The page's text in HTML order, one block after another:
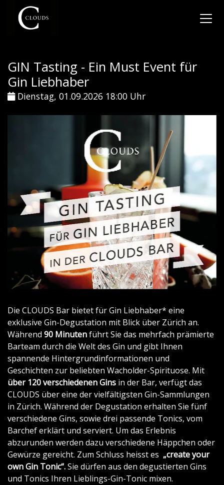
GIN Tasting - Ein Must Event für
Gin Liebhaber
Dienstag, 01.09.2026 18:00 Uhr
Die CLOUDS Bar bietet für Gin Liebhaber* eine
exklusive Gin-Degustation mit Blick über Zürich an.
Während 90 Minutenführt Sie das mehrfach prämierte
Barteam durch die Welt des Gin und gibt Ihnen
spannende Hintergrundinformationen und
Geschichten zur beliebten Wacholder-Spirituose. Mit
über 120 verschiedenen Gins in der Bar, verfügt das
CLOUDS über eine der vielfältigsten Gin-Sammlungen
in Zürich. Während der Degustation erhalten Sie fünf
verschiedene Gins, sowie drei passende Tonics, vom
Barchef erklärt und serviert. Um das Erlebnis
abzurunden werden dazu verschiedene Häppchen oder
Gewürze gereicht. Zum Schluss heisst es „create your
own Gin Tonic“.Sie dürfen aus den degustierten Gins
und Tonics Ihren Lieblings-Gin-Tonic mixen.